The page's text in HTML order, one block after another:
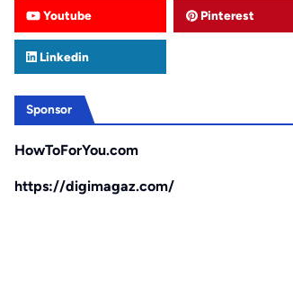
Youtube Pinterest
Linkedin
Sponsor
HowToForYou.com
https://digimagaz.com/